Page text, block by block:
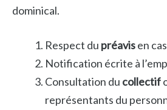
dominical.
Respect du préavisen
Notification écrite à
Consultation du collectif
représentants du